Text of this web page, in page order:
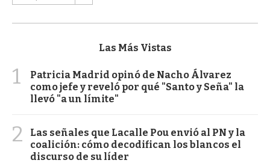
Las Más Vistas
1
Patricia Madrid opinó de Nacho Álvarez
como jefe y reveló por qué "Santo y Seña" la
llevó "a un límite"
2
Las señales que Lacalle Pou envió al PN y la
coalición: cómo decodifican los blancos el
discurso de su líder